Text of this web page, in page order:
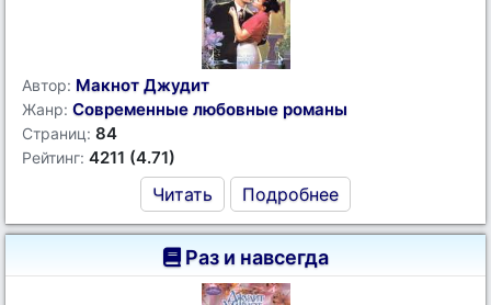
Автор: Макнот Джудит
Жанр: Современные любовные романы
Страниц: 84
Рейтинг: 4211 (4.71)
Читать Подробнее
Раз и навсегда